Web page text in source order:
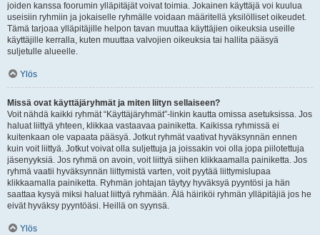
joiden kanssa foorumin ylläpitäjät voivat toimia. Jokainen käyttäjä voi kuulua
useisiin ryhmiin ja jokaiselle ryhmälle voidaan määritellä yksilölliset oikeudet.
Tämä tarjoaa ylläpitäjille helpon tavan muuttaa käyttäjien oikeuksia useille
käyttäjille kerralla, kuten muuttaa valvojien oikeuksia tai hallita pääsyä
suljetulle alueelle.
Ylös
Missä ovat käyttäjäryhmät ja miten liityn sellaiseen?
Voit nähdä kaikki ryhmät “Käyttäjäryhmät”-linkin kautta omissa asetuksissa. Jos
haluat liittyä yhteen, klikkaa vastaavaa painiketta. Kaikissa ryhmissä ei
kuitenkaan ole vapaata pääsyä. Jotkut ryhmät vaativat hyväksynnän ennen
kuin voit liittyä. Jotkut voivat olla suljettuja ja joissakin voi olla jopa piilotettuja
jäsenyyksiä. Jos ryhmä on avoin, voit liittyä siihen klikkaamalla painiketta. Jos
ryhmä vaatii hyväksynnän liittymistä varten, voit pyytää liittymislupaa
klikkaamalla painiketta. Ryhmän johtajan täytyy hyväksyä pyyntösi ja hän
saattaa kysyä miksi haluat liittyä ryhmään. Älä häiriköi ryhmän ylläpitäjiä jos he
eivät hyväksy pyyntöäsi. Heillä on syynsä.
Ylös